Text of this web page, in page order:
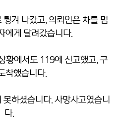
겨 나갔고, 의뢰인은 차를 멈
에게 달려갔습니다.
황에서도 119에 신고했고, 구
착했습니다.
하셨습니다. 사망사고였습니
다.